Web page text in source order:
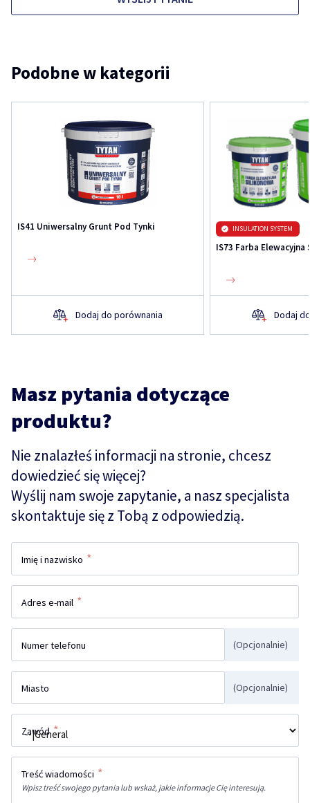
Podobne w kategorii
IS41 Uniwersalny Grunt Pod Tynki
Dodaj do porównania
INSULATION SYSTEM
IS73 Farba
Dodaj
Masz pytania dotyczące
produktu?
Nie znalazłeś informacji na stronie, chcesz
dowiedzieć się więcej?
Wyślij nam swoje zapytanie, a nasz specjalista
skontaktuje się z Tobą z odpowiedzią.
Imię i nazwisko *
Adres e-mail *
Numer telefonu (Opcjonalnie)
Miasto (Opcjonalnie)
Zawód *
Treść wiadomości *
Wpisz treść swojego pytania lub wskaż, jakie informacje Cię interesują.